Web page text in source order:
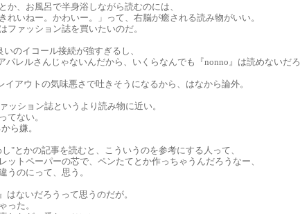
か、お風呂で半身浴しながら読むのには、
れいねー。かわいー。」って、右脳が癒される読み物がいい。
ファッション誌を買いたいのだ。
のイコール接続が強すぎるし、
パレルさんじゃないんだから、いくらなんでも『nonno』は読めないだろ
イアウトの気味悪さで吐きそうになるから、はなから論外。
ッション誌というより読み物に近い。
てない。
ら嫌。
"とかの記事を読むと、こういうのを参考にする人って、
ットペーパーの芯で、ペンたてとか作っちゃうんだろうなー、
うのにって、思う。
はないだろうって思うのだが。
った。